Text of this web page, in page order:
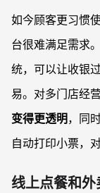
如今顾客更习惯
台很难满足需求。
统，可以让收银
易。对多门店经营
变得更透明 ，同
自动打印小票，
线上点餐和外